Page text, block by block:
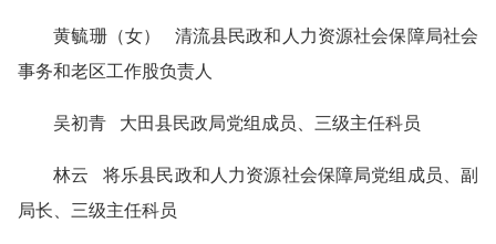
黄毓珊（女） 清流县民政和人力资源社会保障局社会
事务和老区工作股负责人
吴初青 大田县民政局党组成员、三级主任科员
林云 将乐县民政和人力资源社会保障局党组成员、副
局长、三级主任科员